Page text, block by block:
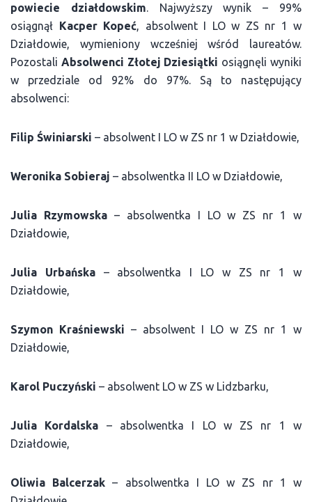
powiecie działdowskim. Najwyższy wynik – 99%
osiągnął Kacper Kopeć, absolwent I LO w ZS nr 1 w
Działdowie, wymieniony wcześniej wśród laureatów.
Pozostali Absolwenci Złotej Dziesiątki osiągnęli wyniki
w
przedziale od 92% do 97%. Są to następujący
absolwenci:
Filip Świniarski – absolwent I LO w ZS nr 1 w Działdowie,
Weronika Sobieraj – absolwentka II LO w Działdowie,
Julia Rzymowska – absolwentka I LO w ZS nr 1 w
Działdowie,
Julia Urbańska – absolwentka I LO w ZS nr 1 w
Działdowie,
Szymon Kraśniewski – absolwent I LO w ZS nr 1 w
Działdowie,
Karol Puczyński – absolwent LO w ZS w Lidzbarku,
Julia Kordalska – absolwentka I LO w ZS nr 1 w
Działdowie,
Oliwia Balcerzak– absolwentka I LO w ZS nr 1 w